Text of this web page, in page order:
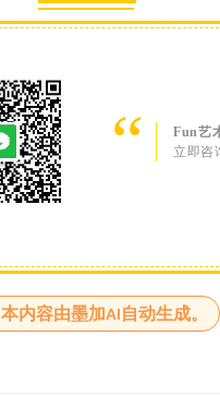
“ Fun艺
立即咨
本内容由墨加AI自动生成。